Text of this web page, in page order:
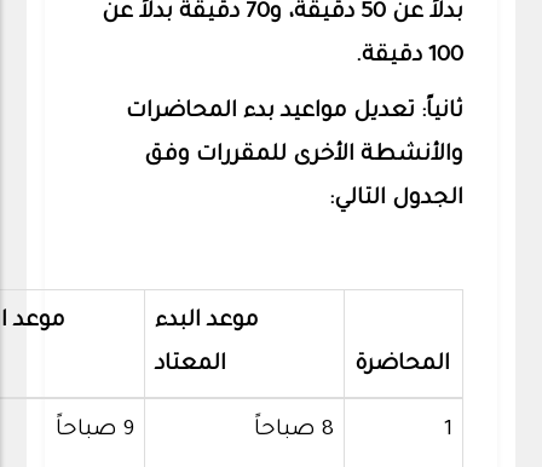
بدلاً عن 50 دقيقة، و70 دقيقة بدلاً عن
100 دقيقة.
ثانياً: تعديل مواعيد بدء المحاضرات
والأنشطة الأخرى للمقررات وفق
الجدول التالي:
المحاضرة
موعد البدء
المعتاد
موعد
1 8 صباحاً 9 صباحاً